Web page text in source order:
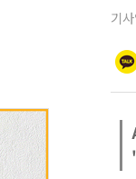
기